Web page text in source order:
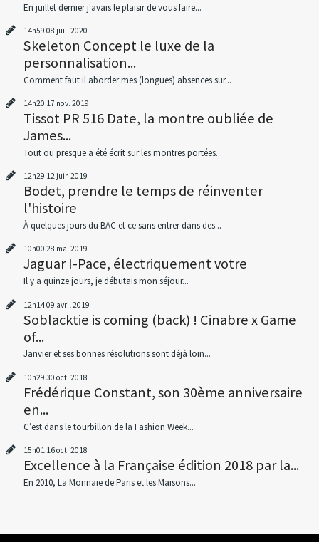
En juillet dernier j'avais le plaisir de vous faire...
14h59 08 juil. 2020
Skeleton Concept le luxe de la
personnalisation...
Comment faut il aborder mes (longues) absences sur...
14h20 17 nov. 2019
Tissot PR 516 Date, la montre oubliée de
James...
Tout ou presque a été écrit sur les montres portées...
12h29 12 juin 2019
Bodet, prendre le temps de réinventer
l'histoire
À quelques jours du BAC et ce sans entrer dans des...
10h00 28 mai 2019
Jaguar I-Pace, électriquement votre
Il y a quinze jours, je débutais mon séjour...
12h1409 avril 2019
Soblacktie is coming (back) ! Cinabre x Game
of...
Janvier et ses bonnes résolutions sont déjà loin...
10h29 30 oct. 2018
Frédérique Constant, son 30ème anniversaire
en...
C’est dans le tourbillon de la Fashion Week...
15h01 16oct. 2018
Excellence à la Française édition 2018 par la...
En 2010, La Monnaie de Paris et les Maisons...